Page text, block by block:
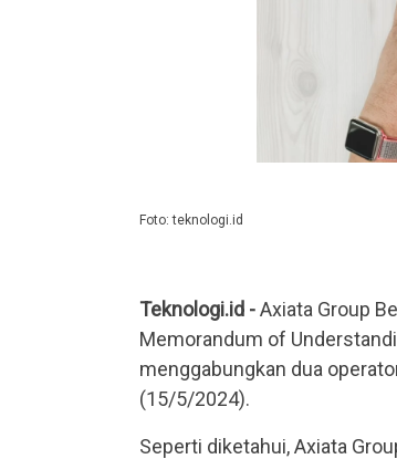
Foto: teknologi.id
Teknologi.id -Axiata Group
Memorandum of
menggabungkan dua
(15/5/2024).
Seperti diketahui, Axiata